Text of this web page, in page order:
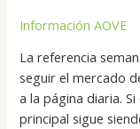
Información AOVE
La referencia
seguir el mercado
a la página diaria.
principal sigue